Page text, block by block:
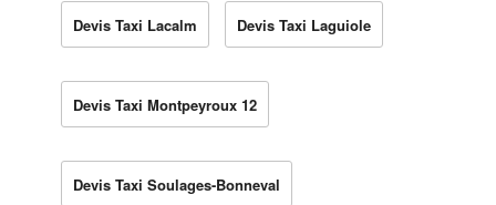
Devis Taxi Lacalm Devis Taxi Laguiole
Devis Taxi Montpeyroux 12
Devis Taxi Soulages-Bonneval